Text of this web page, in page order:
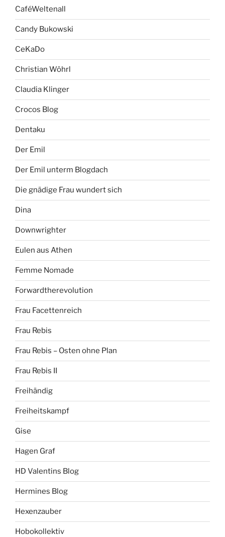
CaféWeltenall
Candy Bukowski
CeKaDo
Christian Wöhrl
Claudia Klinger
Crocos Blog
Dentaku
Der Emil
Der Emil unterm Blogdach
Die gnädige Frau wundert sich
Dina
Downwrighter
Eulen aus Athen
Femme Nomade
Forwardtherevolution
Frau Facettenreich
Frau Rebis
Frau Rebis – Osten ohne Plan
Frau Rebis II
Freihändig
Freiheitskampf
Gise
Hagen Graf
HD Valentins Blog
Hermines Blog
Hexenzauber
Hobokollektiv